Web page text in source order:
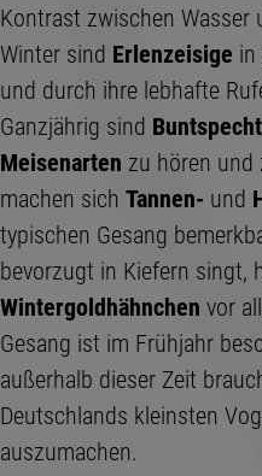
Kontrast zwischen Wasser
Winter sind Erlenzeisige
und durch ihre lebhafte
Ganzjährig sind
Meisenarten zu hören und
machen sich Tannen- und
typischen Gesang
bevorzugt in Kiefern singt,
Wintergoldhähnchen vor
Gesang ist im Frühjahr
außerhalb dieser Zeit
Deutschlands kleinsten
auszumachen.